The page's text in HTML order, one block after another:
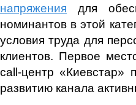
напряжения для
номинантов в этой
условия труда для
клиентов. Первое
сall-центр «Киевстар»
развитию канала